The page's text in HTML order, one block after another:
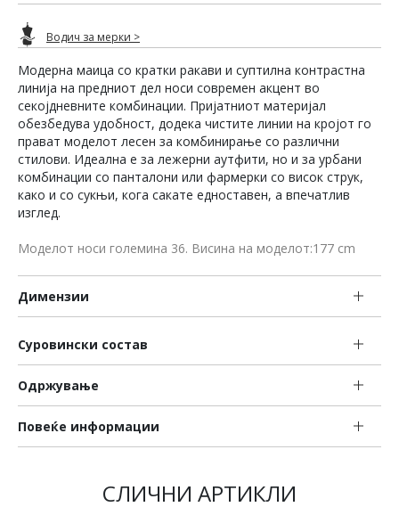
Модерна маица со кратки ракави и суптилна контрастна
линија на предниот дел носи современ акцент во
секојдневните комбинации. Пријатниот материјал
обезбедува удобност, додека чистите линии на кројот го
прават моделот лесен за комбинирање со различни
стилови. Идеална е за лежерни аутфити, но и за урбани
комбинации со панталони или фармерки со висок струк,
како и со сукњи, кога сакате едноставен, а впечатлив
изглед.
Моделот носи големина 36. Висина на моделот:177 cm
Димензии
Суровински состав
Одржување
Повеќе информации
Водич за мерки >
СЛИЧНИ АРТИКЛИ